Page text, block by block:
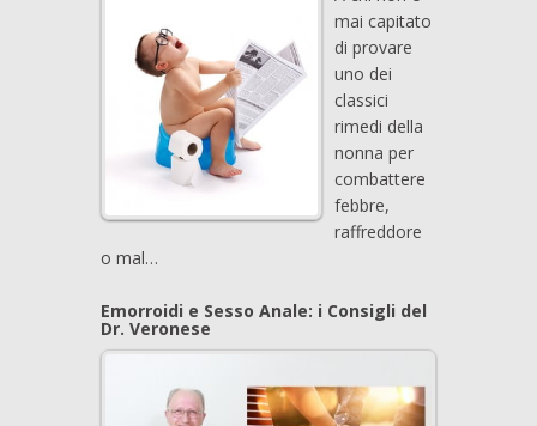
mai capitato
di provare
uno dei
classici
rimedi della
nonna per
combattere
febbre,
raffreddore
o mal…
Emorroidi e Sesso Anale: i Consigli del
Dr. Veronese